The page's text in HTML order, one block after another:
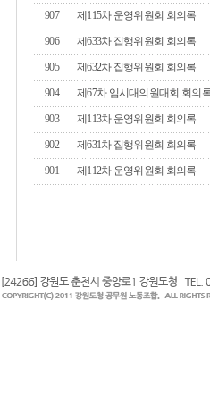
907 제115차 운영위원회 회의록
906 제633차 집행위원회 회의록
905 제632차 집행위원회 회의록
904 제67차 임시대의원대회 회의
903 제113차 운영위원회 회의록
902 제631차 집행위원회 회의록
901 제112차 운영위원회 회의록